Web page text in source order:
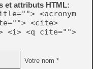
et attributs HTML:
<acronym
<cite>
<i> <q cite="">
Votre nom *